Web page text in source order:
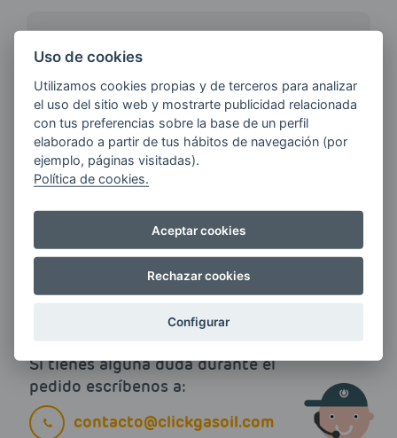
¿QUIERES ESTAR AL DÍA DE
LAS
ÚLTIMAS NOVEDADES?
E-MAIL
Quiero recibir las últimas novedades de AVIA
ENERGIAS por cualquier medio, incluido
Si tienes alguna duda durante el
pedido escríbenos a:
contacto@clickgasoil.com
Uso de cookies
Utilizamos cookies propias y de terceros para analizar
el uso del sitio web y mostrarte publicidad relacionada
con tus preferencias sobre la base de un perfil
elaborado a partir de tus hábitos de navegación (por
ejemplo, páginas visitadas).
Política de cookies.
Aceptar cookies
Rechazar cookies
Configurar